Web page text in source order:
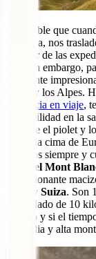
Es posible que
montaña, nos
al sabor de las
pero sin embargo,
realmente
Blanc y los Alpes.
asistencia en viaje,
Tranquilidad en la
calzarse el piolet y
la gélida cima de
públicos siempre y
tour del Mont
impresionante
Italia y Suiza. Son
acumulado de 10
cambio y si el
de media y alta